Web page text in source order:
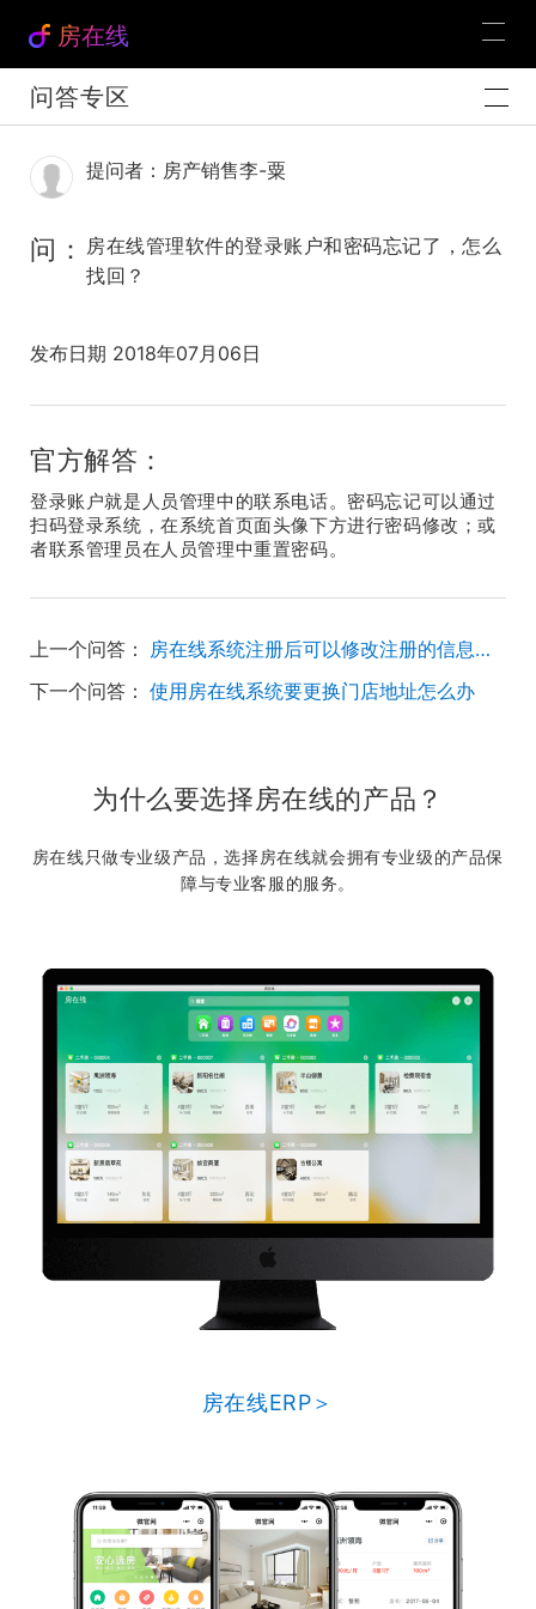
房在线
问答专区
提问者：房产销售李-粟
问：
房在线管理软件的登录账户和密码忘记了，怎么
找回？
发布日期 2018年07月06日
官方解答：
登录账户就是人员管理中的联系电话。密码忘记可以通过
扫码登录系统，在系统首页面头像下方进行密码修改；或
者联系管理员在人员管理中重置密码。
上一个问答：
房在线系统注册后可以修改注册的信息吗？
下一个问答： 使用房在线系统要更换门店地址怎么办
为什么要选择房在线的产品？
房在线只做专业级产品，选择房在线就会拥有专业级的产品保
障与专业客服的服务。
房在线ERP＞